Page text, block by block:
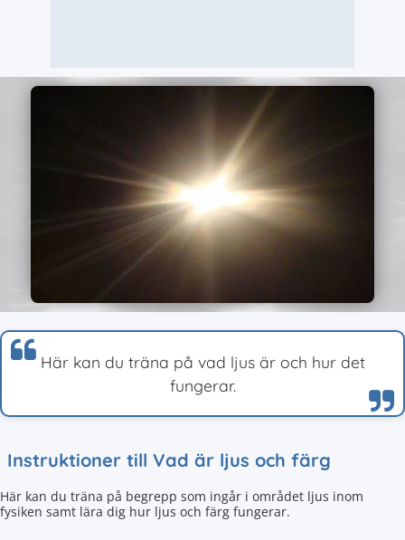
Här kan du träna på vad ljus är och hur det
fungerar.
Instruktioner till Vad är ljus och färg
Här kan du träna på begrepp som ingår i området ljus inom
fysiken samt lära dig hur ljus och färg fungerar.